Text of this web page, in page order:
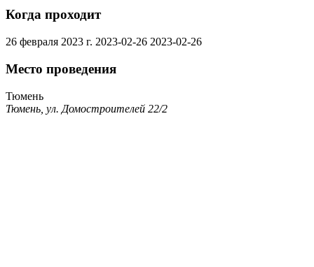
Когда проходит
26 февраля 2023 г. 2023-02-26 2023-02-26
Место проведения
Тюмень
Тюмень, ул. Домостроителей 22/2